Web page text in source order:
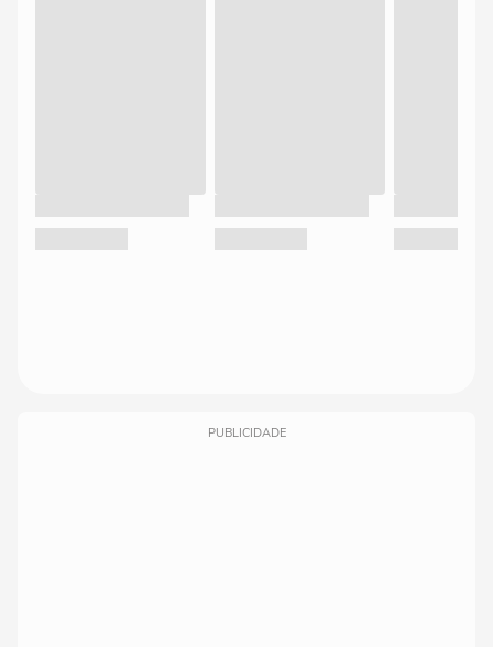
PUBLICIDADE